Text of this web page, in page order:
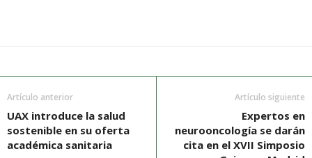
Artículo anterior
UAX introduce la salud
sostenible en su oferta
académica sanitaria
Artículo siguiente
Expertos en
neurooncología se darán
cita en el XVII Simposio